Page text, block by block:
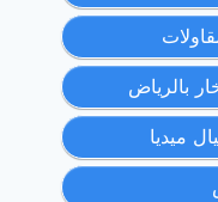
بالرياض
ميديا